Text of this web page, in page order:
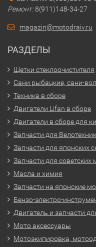
Ремонт:8(911)148-34-27
magazin@motodraiv.ru
РАЗДЕЛЫ
Щетки стеклоочистителя
Сани рыбацкие, сани-
Техника в сборе
Двигатели Lifan в сборе
Двигатели в сборе для
Запчасти для
Запчасти для японских
Запчасти для
Масла и химия
Запчасти на японские
Бензо-электро-
Двигатель и запчасти
Мото аксессуары
Мотоэкипировка,